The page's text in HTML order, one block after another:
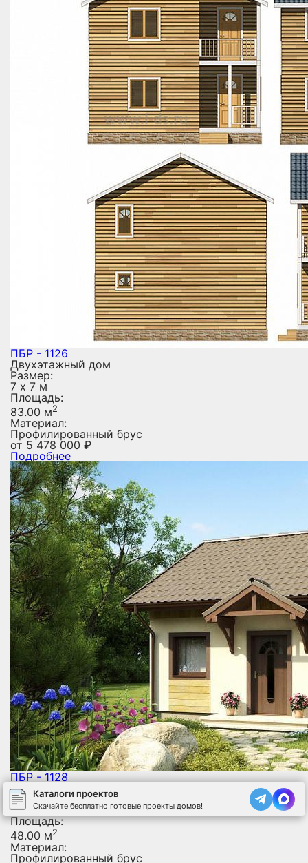
ПБР - 1126
Двухэтажный дом
Размер:
7 х 7 м
Площадь:
83.00 м2
Материал:
Профилированный брус
от 5 478 000 ₽
Подробнее
ПБР - 1128
Одноэтажный дом
Размер:
7 х 7 м
Площадь:
48.00 м2
Материал:
Профилированный брус
Каталоги проектов
Скачайте бесплатно готовые проекты домов!